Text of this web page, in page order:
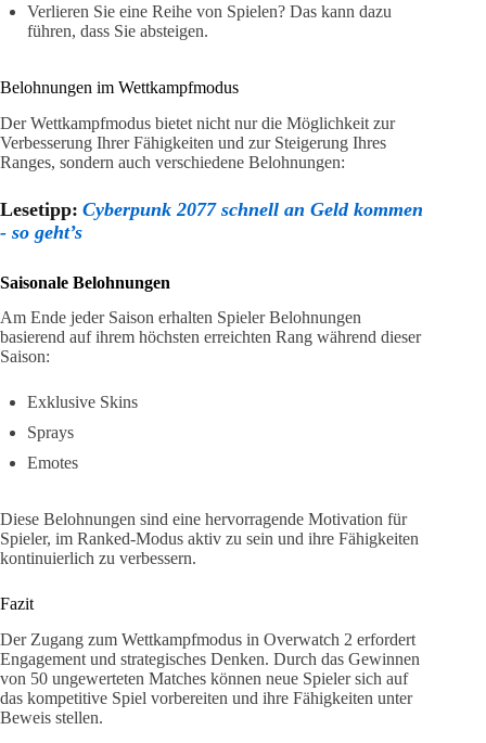
Verlieren Sie eine Reihe von Spielen? Das kann dazu
führen, dass Sie absteigen.
Belohnungen im Wettkampfmodus
Der Wettkampfmodus bietet nicht nur die Möglichkeit zur
Verbesserung Ihrer Fähigkeiten und zur Steigerung Ihres
Ranges, sondern auch verschiedene Belohnungen:
Lesetipp: Cyberpunk 2077 schnell an Geld kommen
- so geht’s
Saisonale Belohnungen
Am Ende jeder Saison erhalten Spieler Belohnungen
basierend auf ihrem höchsten erreichten Rang während dieser
Saison:
Exklusive Skins
Sprays
Emotes
Diese Belohnungen sind eine hervorragende Motivation für
Spieler, im Ranked-Modus aktiv zu sein und ihre Fähigkeiten
kontinuierlich zu verbessern.
Fazit
Der Zugang zum Wettkampfmodus in Overwatch 2 erfordert
Engagement und strategisches Denken. Durch das Gewinnen
von 50 ungewerteten Matches können neue Spieler sich auf
das kompetitive Spiel vorbereiten und ihre Fähigkeiten unter
Beweis stellen.